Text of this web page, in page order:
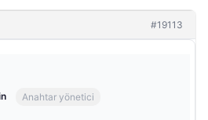
#19113
Anahtar yönetici